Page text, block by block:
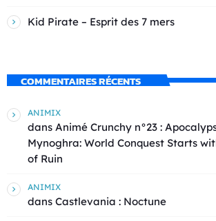
Kid Pirate – Esprit des 7 mers
COMMENTAIRES RÉCENTS
ANIMIX
dans Animé Crunchy n°23 :
Mynoghra: World Conquest Starts
of Ruin
ANIMIX
dans Castlevania : Noctune